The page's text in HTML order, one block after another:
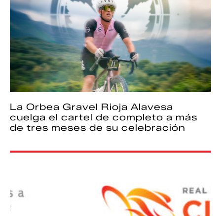
La Orbea Gravel Rioja Alavesa
cuelga el cartel de completo a más
de tres meses de su celebración